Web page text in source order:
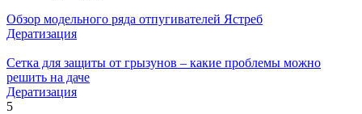
Обзор модельного ряда отпугивателей Ястреб
Дератизация
Сетка для защиты от грызунов – какие проблемы можно
решить на даче
Дератизация
5